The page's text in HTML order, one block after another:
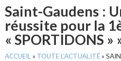
Saint-Gaudens :
réussite pour la
« SPORTIDONS »
ACCUEIL » TOUTE L’ACTUALITÉ»